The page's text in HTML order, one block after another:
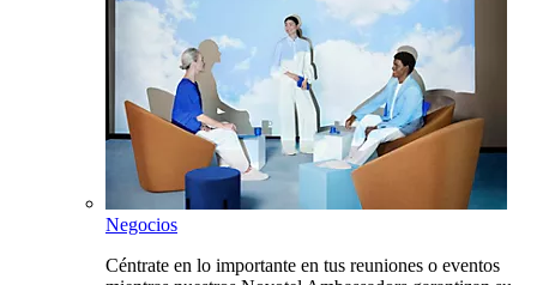
Negocios
Céntrate en lo importante en tus reuniones o eventos